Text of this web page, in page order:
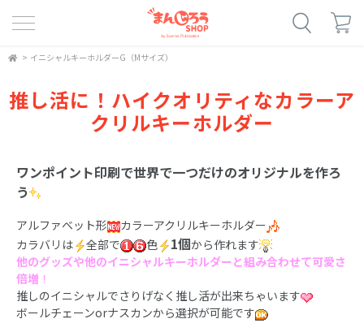
> イニシャルキーホルダーG（Mサイズ）
推し活に！ハイクオリティなカラーア
クリルキーホルダー
ワンポイント印刷で世界で一つだけのオリジナルを作ろ
う
アルファベット形
カラーアクリルキーホルダー
カラバリは
全部で 色 1個から作れます
他のグッズや他のイニシャルキーホルダーと組み合わせて可愛さ
倍増 ！
推しのイニシャルでさりげなく推し活が出来ちゃいます
ボールチェーンorナスカンから選択が可能です